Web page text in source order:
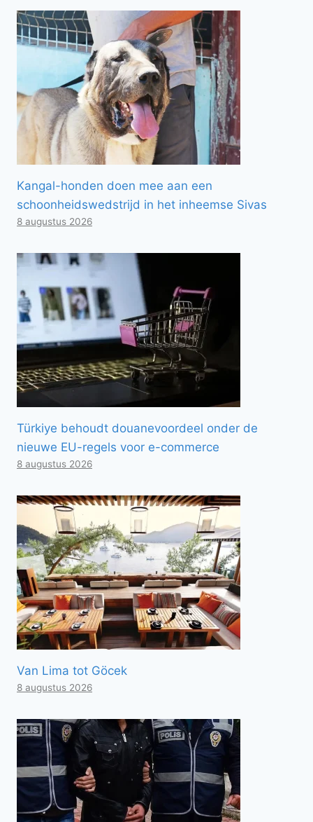
Kangal-honden doen mee aan een
schoonheidswedstrijd in het inheemse Sivas
8 augustus 2026
Türkiye behoudt douanevoordeel onder de
nieuwe EU-regels voor e-commerce
8 augustus 2026
Van Lima tot Göcek
8 augustus 2026